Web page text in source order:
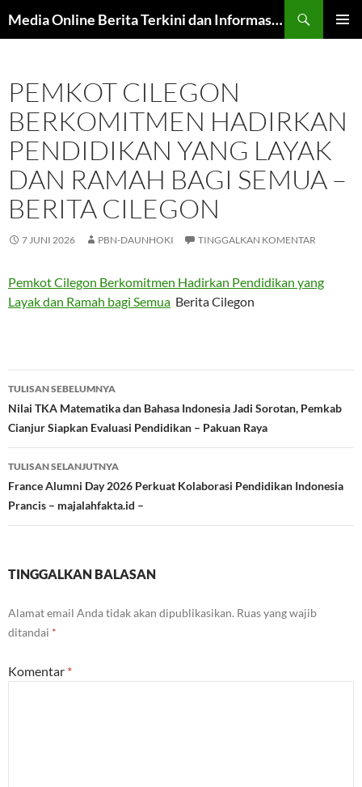
ke
Media Online Berita Terkini dan Informasi Harian
PEMKOT CILEGON
BERKOMITMEN HADIRKAN
PENDIDIKAN YANG LAYAK
DAN RAMAH BAGI SEMUA –
BERITA CILEGON
7 JUNI 2026 PBN-DAUNHOKI TINGGALKAN KOMENTAR
Pemkot Cilegon Berkomitmen Hadirkan Pendidikan yang
Layak dan Ramah bagi Semua Berita Cilegon
Navigasi
Tulisan
TULISAN SEBELUMNYA
Nilai TKA Matematika dan Bahasa Indonesia Jadi Sorotan, Pemkab
Cianjur Siapkan Evaluasi Pendidikan – Pakuan Raya
TULISAN SELANJUTNYA
France Alumni Day 2026 Perkuat Kolaborasi Pendidikan Indonesia
Prancis – majalahfakta.id –
TINGGALKAN BALASAN
Alamat email Anda tidak akan dipublikasikan. Ruas yang wajib
ditandai *
Komentar *